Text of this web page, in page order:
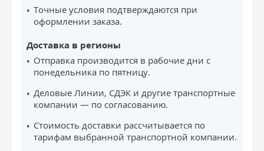
Точные условия подтверждаются при
оформлении заказа.
Доставка в регионы
Отправка производится в рабочие дни с
понедельника по пятницу.
Деловые Линии, СДЭК и другие транспортные
компании — по согласованию.
Стоимость доставки рассчитывается по
тарифам выбранной транспортной компании.